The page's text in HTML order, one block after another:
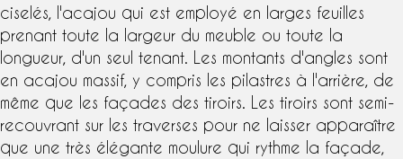
ciselés, l'acajou qui est employé en larges feuilles
prenant toute la largeur du meuble ou toute la
longueur, d'un seul tenant. Les montants d'angles sont
en acajou massif, y compris les pilastres à l'arrière, de
même que les façades des tiroirs. Les tiroirs sont semi-
recouvrant sur les traverses pour ne laisser apparaître
que une très élégante moulure qui rythme la façade,